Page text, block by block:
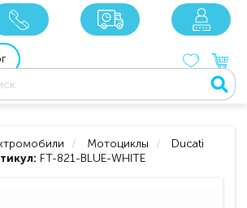
92 06
Мотоциклы
Ducati
FT-821-BLUE-WHITE
xxx